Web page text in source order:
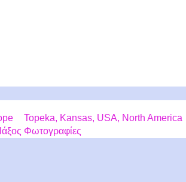
Topeka, Kansas, USA, North America
Φωτογραφίες